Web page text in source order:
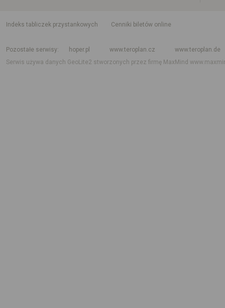
indeks tabliczek przystankowych
Cenniki biletów online
Pozostałe serwisy
hoper.pl www.teroplan.cz
www.teroplan.de
Serwis używa danych GeoLite2 stworzonych przez firmę MaxMind